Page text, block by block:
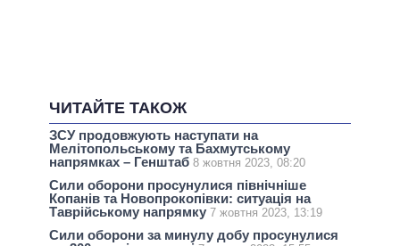
ЧИТАЙТЕ ТАКОЖ
ЗСУ продовжують наступати на
Мелітопольському та Бахмутському
напрямках – Генштаб 8 жовтня 2023, 08:20
Сили оборони просунулися північніше
Копанів та Новопрокопівки: ситуація на
Таврійському напрямку 7 жовтня 2023, 13:19
Сили оборони за минулу добу просунулися